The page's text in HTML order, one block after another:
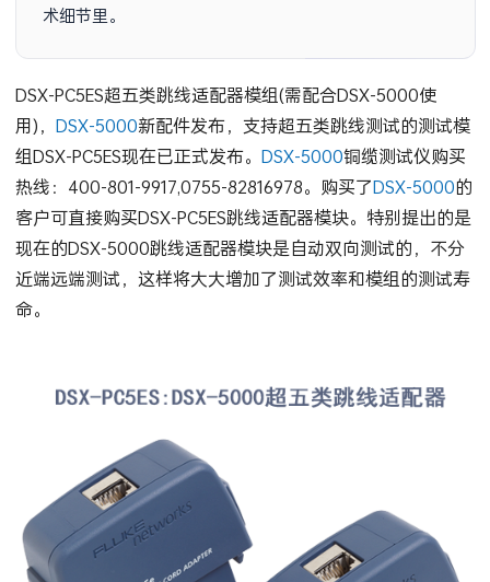
术细节里。
DSX-PC5ES超五类跳线适配器模组(需配合DSX-5000使
用)， DSX-5000新配件发布，支持超五类跳线测试的测试模
组DSX-PC5ES现在已正式发布。 DSX-5000铜缆测试仪购买
热线：400-801-9917,0755-82816978。购买了DSX-5000的
客户可直接购买DSX-PC5ES跳线适配器模块。特别提出的是
现在的DSX-5000跳线适配器模块是自动双向测试的，不分
近端远端测试，这样将大大增加了测试效率和模组的测试寿
命。